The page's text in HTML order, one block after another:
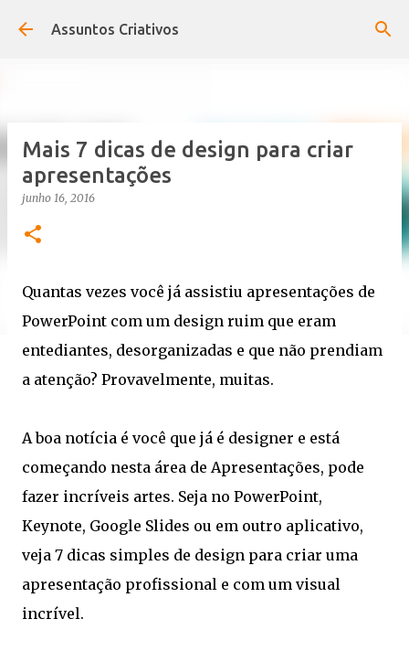
Pular para o conteúdo principal
Assuntos Criativos
Mais 7 dicas de design para criar
apresentações
junho 16, 2016
Quantas vezes você já assistiu apresentações de
PowerPoint com um design ruim que eram
entediantes, desorganizadas e que não prendiam
a atenção? Provavelmente, muitas.
A boa notícia é você que já é designer e está
começando nesta área de Apresentações, pode
fazer incríveis artes. Seja no PowerPoint,
Keynote, Google Slides ou em outro aplicativo,
veja 7 dicas simples de design para criar uma
apresentação profissional e com um visual
incrível.